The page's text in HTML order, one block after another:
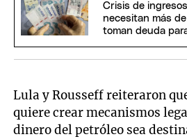
Crisis de
necesitan más
toman deuda
Lula y Rousseff reiteraron
quiere crear mecanismos
dinero del petróleo sea